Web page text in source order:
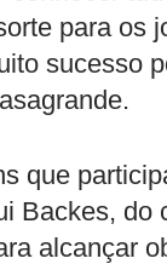
para os
sucesso
que
Backes, do
alcançar